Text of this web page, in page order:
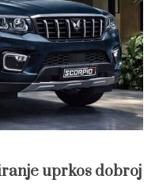
uprkos dobroj